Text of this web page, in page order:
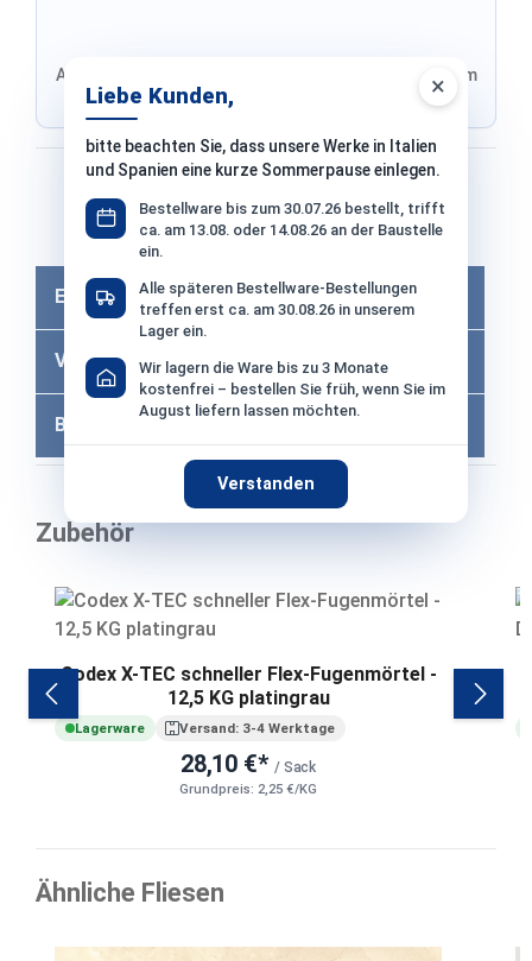
×
Liebe Kunden,
bitte beachten Sie, dass unsere Werke in Italien
und Spanien eine kurze Sommerpause einlegen.
Bestellware bis zum 30.07.26 bestellt, trifft
ca. am 13.08. oder 14.08.26 an der Baustelle
ein.
Alle späteren Bestellware-Bestellungen
treffen erst ca. am 30.08.26 in unserem
Lager ein.
Wir lagern die Ware bis zu 3 Monate
kostenfrei – bestellen Sie früh, wenn Sie im
August liefern lassen möchten.
Verstanden
Adresse von Klarna, Versand wird im finalen Schritt im
Shop ausgewählt
Bezahlen mit
Bei Bezahlung per Vorkasse −2% Skonto
Eigenschaften
Versandkosten
Bewertungen
Zubehör
Codex X-TEC schneller Flex-Fugenmörtel -
12,5 KG platingrau
Lagerware Versand: 3-4 Werktage
28,10 €* / Sack
Grundpreis: 2,25 €/KG
Ähnliche Fliesen